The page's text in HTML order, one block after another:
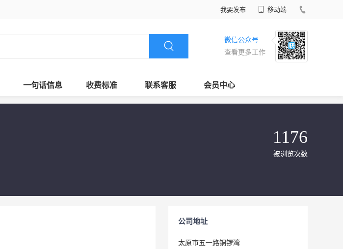
我要发布 移动端
微信公众号
查看更多工作
一句话信息 收费标准 联系客服 会员中心
1176
被浏览次数
公司地址
太原市五一路铜锣湾